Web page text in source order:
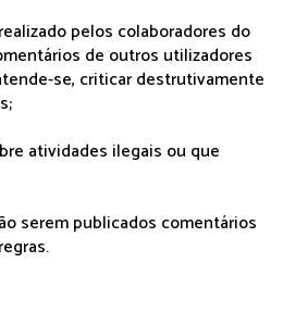
pelos colaboradores do
de outros utilizadores
se, criticar destrutivamente
atividades ilegais ou que
serem publicados comentários